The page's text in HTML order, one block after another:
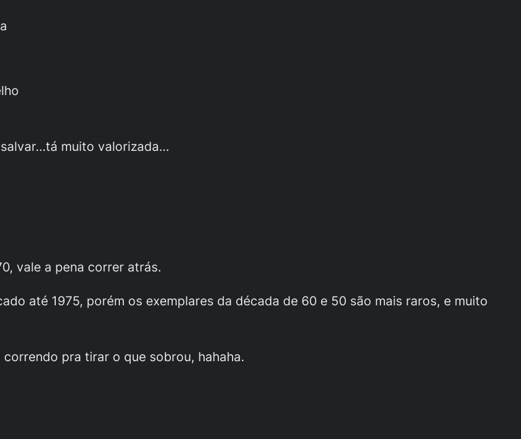
muito valorizada…
vale a pena correr atrás.
até 1975, porém os exemplares da década de 60 e 50 são mais raros, e muito
pra tirar o que sobrou, hahaha.